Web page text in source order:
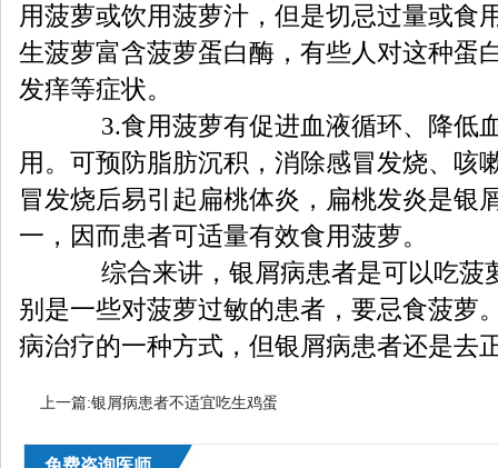
用菠萝或饮用菠萝汁，但是切忌过量或食
生菠萝富含菠萝蛋白酶，有些人对这种蛋
发痒等症状。
3.食用菠萝有促进血液循环、降低
用。可预防脂肪沉积，消除感冒发烧、咳
冒发烧后易引起扁桃体炎，扁桃发炎是银
一，因而患者可适量有效食用菠萝。
综合来讲，银屑病患者是可以吃菠
别是一些对菠萝过敏的患者，要忌食菠萝
病治疗的一种方式，但银屑病患者还是去
上一篇:银屑病患者不适宜吃生鸡蛋